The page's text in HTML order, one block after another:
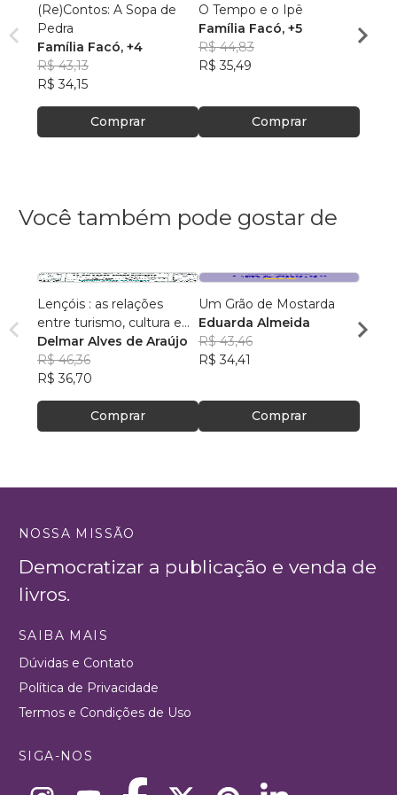
(Re)Contos: A Sopa de
Pedra
Família Facó, +4
R$ 43,13
R$ 34,15
Comprar
O Tempo e o Ipê
Família Facó, +5
R$ 44,83
R$ 35,49
Comprar
de
Você também pode gostar de
Lençóis : as relações
entre turismo, cultura e
ambiente
Delmar Alves de Araújo
R$ 46,36
R$ 36,70
Comprar
Um Grão de Mostarda
Eduarda Almeida
R$ 43,46
R$ 34,41
Comprar
Aulas
NOSSA MISSÃO
Democratizar a publicação e venda de
livros.
SAIBA MAIS
Dúvidas e Contato
Política de Privacidade
Termos e Condições de Uso
SIGA-NOS